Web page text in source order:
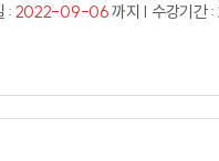
: 2022-09-06까지 | 수강기